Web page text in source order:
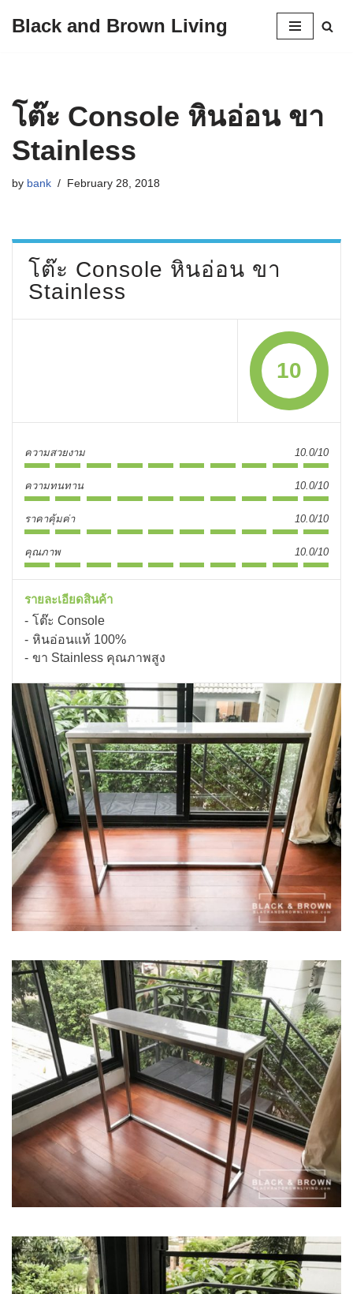
Black and Brown Living
โต๊ะ Console หินอ่อน ขา
Stainless
by bank February 28, 2018
โต๊ะ Console หินอ่อน ขา
Stainless
10
ความสวยงาม 10.0/10
ความทนทาน 10.0/10
ราคาคุ้มค่า 10.0/10
คุณภาพ 10.0/10
รายละเอียดสินค้า
โต๊ะ Console
หินอ่อนแท้ 100%
ขา Stainless คุณภาพสูง